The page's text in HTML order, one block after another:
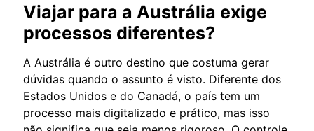
Viajar para a Austrália exige
processos diferentes?
A Austrália é outro destino que costuma gerar
dúvidas quando o assunto é visto. Diferente dos
Estados Unidos e do Canadá, o país tem um
processo mais digitalizado e prático, mas isso